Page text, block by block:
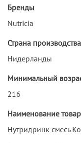
Бренды
Nutricia
Страна
Нидерланды
Минимальный
216
Наименование
Нутридринк смесь